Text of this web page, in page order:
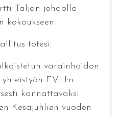
Taljan johdolla
kokoukseen.
totesi:
varainhoidon
EVLI:n
kannattavaksi.
Kesäjuhlien vuoden